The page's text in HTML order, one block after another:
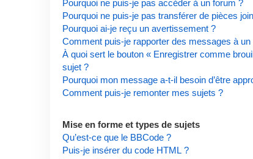
Pourquoi ne puis-je pas accéder à un forum ?
Pourquoi ne puis-je pas transférer de pièces
Pourquoi ai-je reçu un avertissement ?
Comment puis-je rapporter des messages à un
À quoi sert le bouton « Enregistrer comme
sujet ?
Pourquoi mon message a-t-il besoin d’être
Comment puis-je remonter mes sujets ?
Mise en forme et types de sujets
Qu’est-ce que le BBCode ?
Puis-je insérer du code HTML ?